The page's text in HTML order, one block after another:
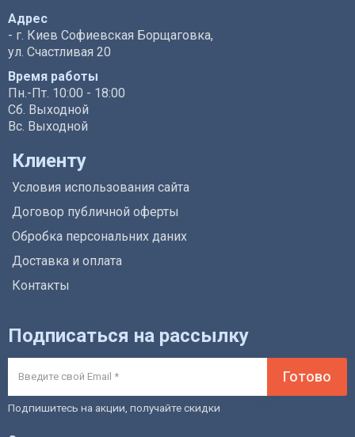
Адрес
- г. Киев Софиевская Борщаговка,
ул. Счастливая 20
Время работы
Пн.-Пт. 10:00 - 18:00
Сб. Выходной
Вс. Выходной
Клиенту
Условия использования сайта
Договор публичной оферты
Обробка персональних даних
Доставка и оплата
Контакты
Подписаться на рассылку
Готово
Подпишитесь на акции, получайте скидки